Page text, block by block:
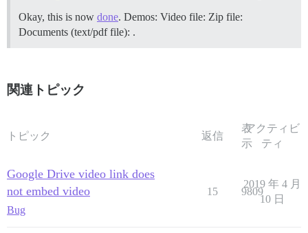
Okay, this is now done. Demos: Video file: Zip file:
Documents (text/pdf file): .
関連トピック
トピック 返信
表
示
アクティビ
ティ
Google Drive video link does
not embed video
Bug
15 9809
2019 年 4 月
10 日